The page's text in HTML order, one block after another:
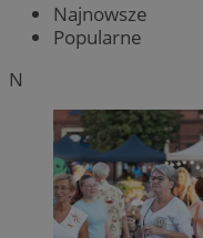
Najnowsze
Popularne
N